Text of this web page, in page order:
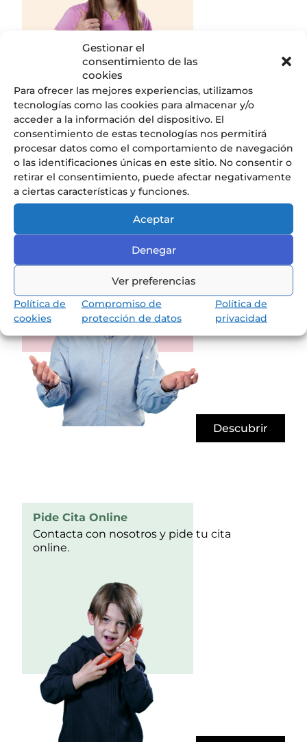
Gestionar el
consentimiento de las
cookies
Para ofrecer las mejores experiencias, utilizamos
tecnologías como las cookies para almacenar y/o
acceder a la información del dispositivo. El
consentimiento de estas tecnologías nos permitirá
procesar datos como el comportamiento de navegación
o las identificaciones únicas en este sitio. No consentir o
retirar el consentimiento, puede afectar negativamente
a ciertas características y funciones.
Aceptar
Denegar
Ver preferencias
Política de
cookies
Compromiso de
protección de datos
Política de
privacidad
Descubrir
Nuestros Servicios
ofrecemos en el Liceo.
Descubrir
Pide Cita Online
Contacta con nosotros y pide tu cita
online.